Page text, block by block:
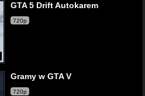
GTA 5 Drift Autokarem
720p
Gramy w GTA V
720p